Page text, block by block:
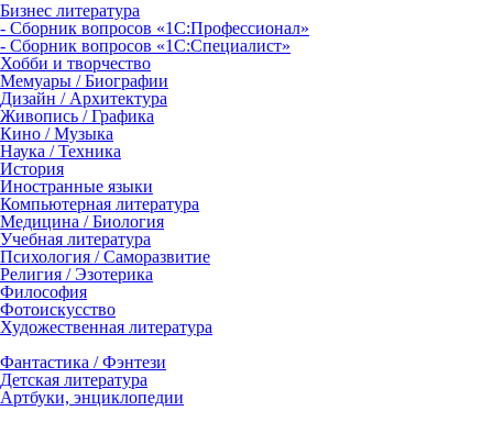
Бизнес литература
- Сборник вопросов «1С:Профессионал»
- Сборник вопросов «1С:Специалист»
Хобби и творчество
Мемуары / Биографии
Дизайн / Архитектура
Живопись / Графика
Кино / Музыка
Наука / Техника
История
Иностранные языки
Компьютерная литература
Медицина / Биология
Учебная литература
Психология / Саморазвитие
Религия / Эзотерика
Философия
Фотоискусство
Художественная литература
Фантастика / Фэнтези
Детская литература
Артбуки, энциклопедии